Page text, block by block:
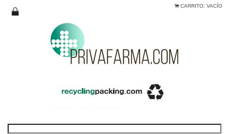
CARRITO: VACÍO